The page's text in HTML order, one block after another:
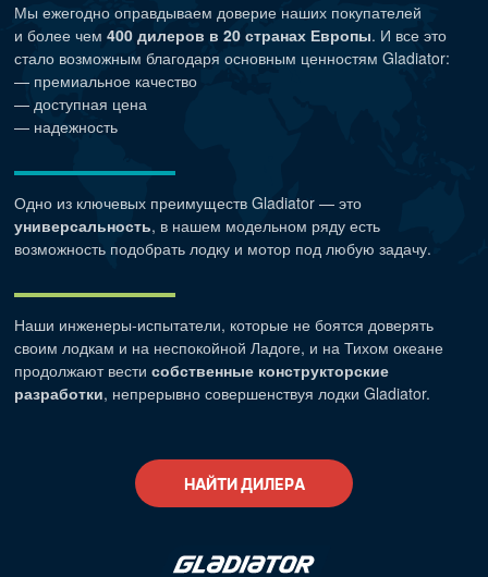
Мы ежегодно оправдываем доверие наших покупателей
и более чем 400 дилеров в 20 странах Европы. И все это
стало возможным благодаря основным ценностям Gladiator:
— премиальное качество
— доступная цена
— надежность
Одно из ключевых преимуществ Gladiator — это
универсальность, в нашем модельном ряду есть
возможность подобрать лодку и мотор под любую задачу.
Наши инженеры-испытатели, которые не боятся доверять
своим лодкам и на неспокойной Ладоге, и на Тихом океане
продолжают вести собственные конструкторские
разработки, непрерывно совершенствуя лодки Gladiator.
НАЙТИ ДИЛЕРА